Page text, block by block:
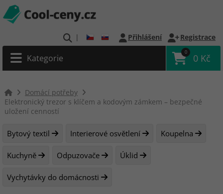
| Přihlášení Registrace
Kategorie
0
0 Kč
Domácí potřeby
Elektronický trezor s klíčem a kodovým zámkem – bezpečné
uložení cenností
Bytový textil Interierové osvětlení Koupelna
Kuchyně Odpuzovače Úklid
Vychytávky do domácnosti